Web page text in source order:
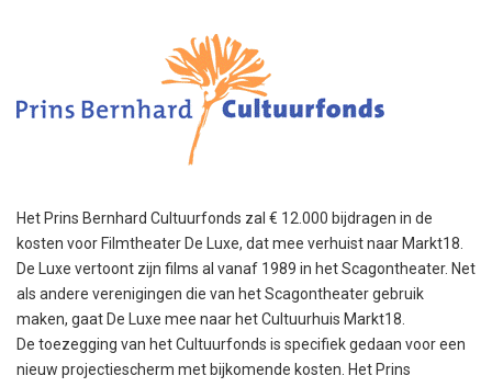
Het Prins Bernhard Cultuurfonds zal € 12.000 bijdragen in de
kosten voor Filmtheater De Luxe, dat mee verhuist naar Markt18.
De Luxe vertoont zijn films al vanaf 1989 in het Scagontheater. Net
als andere verenigingen die van het Scagontheater gebruik
maken, gaat De Luxe mee naar het Cultuurhuis Markt18.
De toezegging van het Cultuurfonds is specifiek gedaan voor een
nieuw projectiescherm met bijkomende kosten. Het Prins